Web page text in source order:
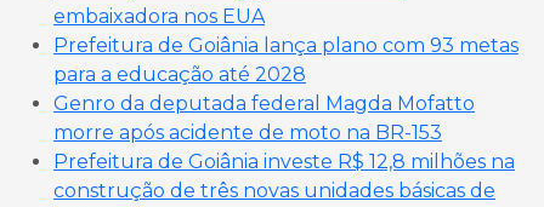
embaixadora nos EUA
Prefeitura de Goiânia lança plano com 93 metas
para a educação até 2028
Genro da deputada federal Magda Mofatto
morre após acidente de moto na BR-153
Prefeitura de Goiânia investe R$ 12,8 milhões na
construção de três novas unidades básicas de